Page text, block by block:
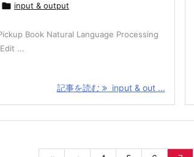
 input & output
Book Natural Language Processing
...
記事を読む input & out ...